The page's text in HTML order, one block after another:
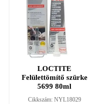
LOCTITE
Felülettömítő szürke
5699 80ml
Cikkszám: NYL18029